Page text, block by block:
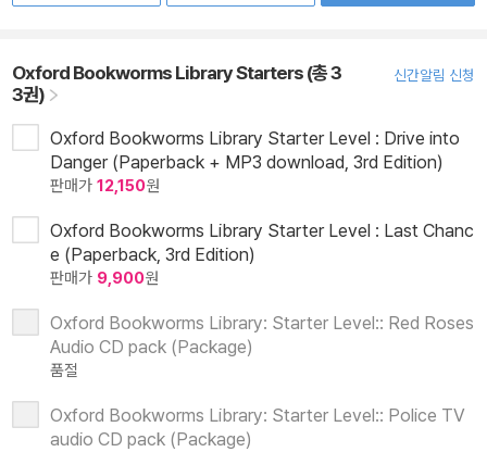
Oxford Bookworms Library Starters (총 3
3권)
신간알림 신청
Oxford Bookworms Library Starter Level : Drive into
Danger (Paperback + MP3 download, 3rd Edition)
판매가 12,150원
Oxford Bookworms Library Starter Level : Last Chanc
e (Paperback, 3rd Edition)
판매가 9,900원
Oxford Bookworms Library: Starter Level:: Red Roses
Audio CD pack (Package)
품절
Oxford Bookworms Library: Starter Level:: Police TV
audio CD pack (Package)